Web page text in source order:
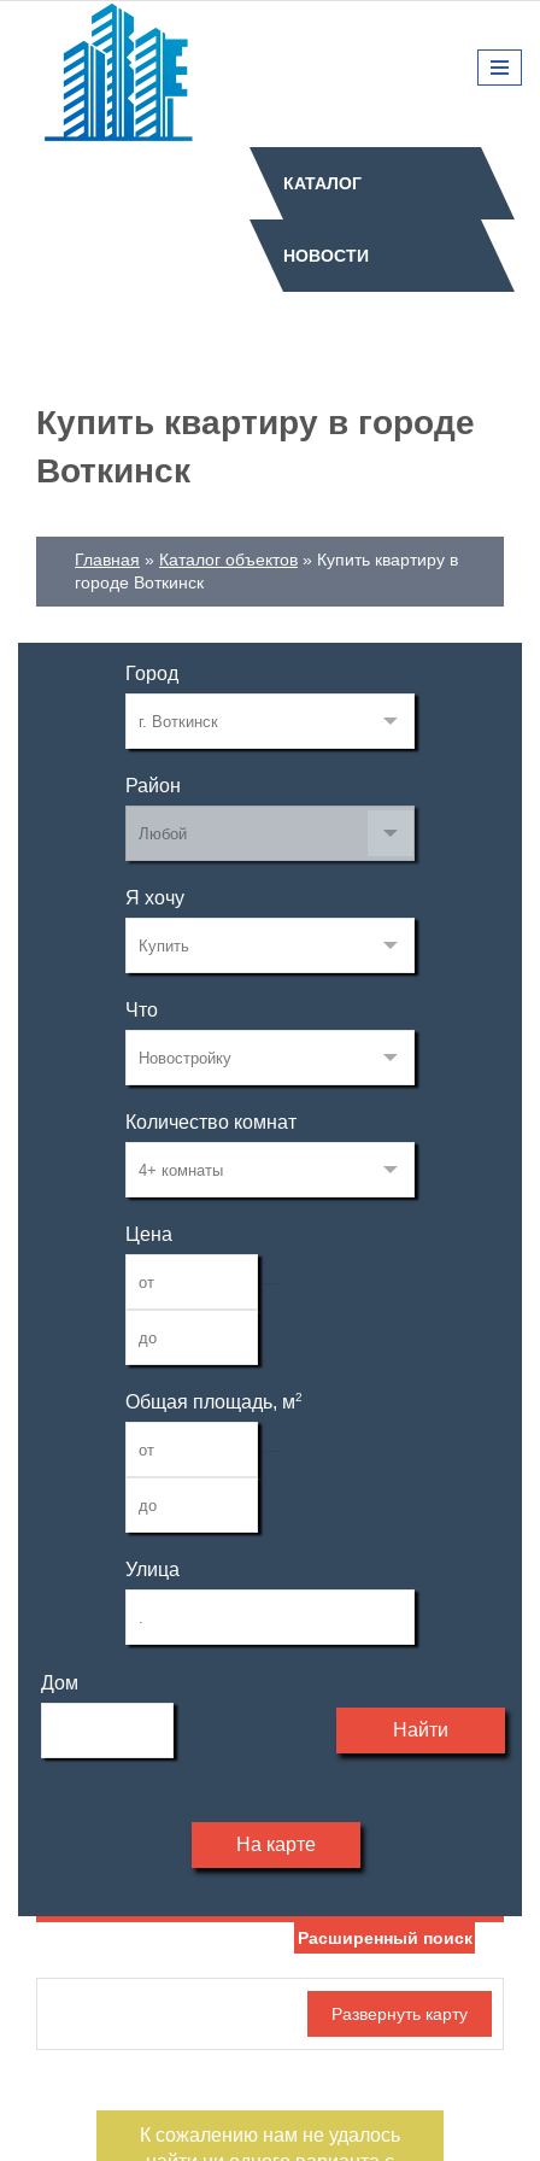
КАТАЛОГ
НОВОСТИ
Купить квартиру в городе
Воткинск
Главная Каталог объектов
Купить квартиру в
городе Воткинск
Город
Район
Я хочу
Что
Количество комнат
Цена
—
Общая площадь, м2
—
Улица
Дом
Найти
На карте
Жилая площадь
—
Площадь кухни
Этаж
Расширенный поиск
К сожалению нам не удалось